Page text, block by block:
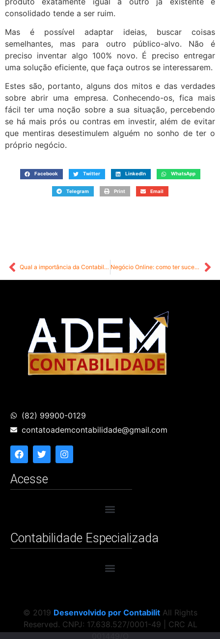
consolidado tende a ser ruim.
Mas é possível adaptar ideias, buscar coisas
semelhantes, mas para outro público-alvo. Não é
preciso inventar algo 100% novo. É preciso entregar
uma solução eficiente, que faça outros se interessarem.
Estes são, portanto, alguns dos mitos e das verdades
sobre abrir uma empresa. Conhecendo-os, fica mais
fácil ter uma noção sobre a sua situação, percebendo
se há mais prós ou contras em investir, além de evitar
que mentiras desestimulem alguém no sonho de ter o
próprio negócio.
Facebook Twitter LinkedIn WhatsApp
Telegram Print Email
Qual a importância da Contabilidade para E-commerce? Negócio Online: como ter sucesso?
(82) 99900-0129
contatoademcontabilidade@gmail.com
Acesse
Contabilidade Especializada
© 2019 Desenvolvido por Contabilit All Rights
Reserved. CNPJ: 17.638.527/0001-49 | CRC AL